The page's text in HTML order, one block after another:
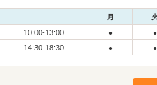
月 火
10:00-13:00 ● ●
14:30-18:30
● ●